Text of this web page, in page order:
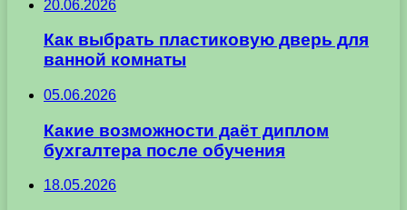
20.06.2026
Как выбрать пластиковую дверь для
ванной комнаты
05.06.2026
Какие возможности даёт диплом
бухгалтера после обучения
18.05.2026